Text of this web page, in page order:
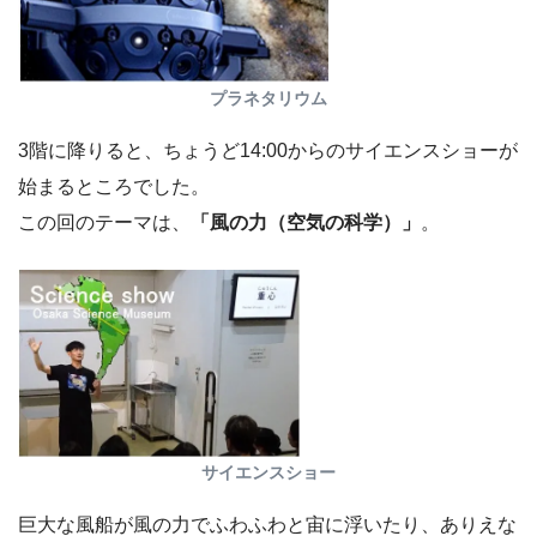
プラネタリウム
3階に降りると、ちょうど14:00からのサイエンスショーが
始まるところでした。
この回のテーマは、
「風の力（空気の科学）」 。
サイエンスショー
巨大な風船が風の力でふわふわと宙に浮いたり、ありえな